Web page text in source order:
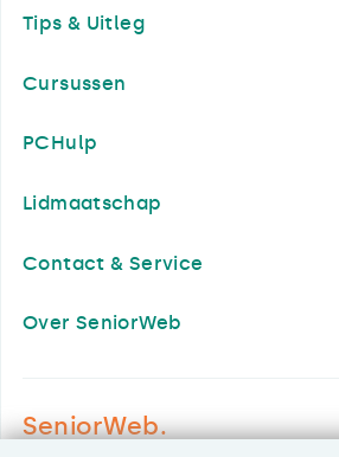
Tips & Uitleg
Cursussen
PCHulp
Lidmaatschap
Contact & Service
Over SeniorWeb
SeniorWeb.